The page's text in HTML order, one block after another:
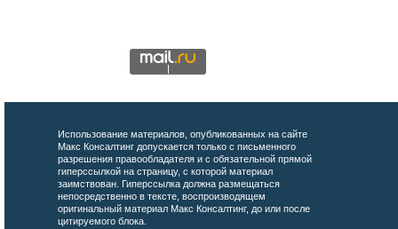
Использование материалов, опубликованных на сайте
Макс Консалтинг допускается только с письменного
разрешения правообладателя и с обязательной прямой
гиперссылкой на страницу, с которой материал
заимствован. Гиперссылка должна размещаться
непосредственно в тексте, воспроизводящем
оригинальный материал Макс Консалтинг, до или после
цитируемого блока.